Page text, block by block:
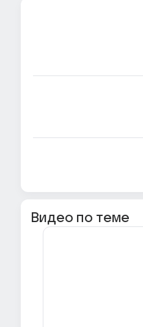
Видео по теме